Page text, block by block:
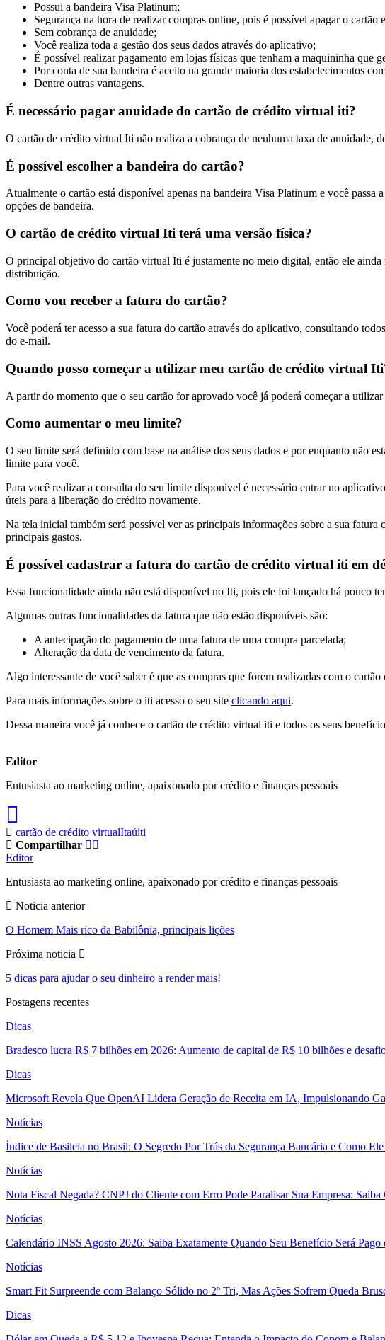
Possui a bandeira Visa Platinum;
Segurança na hora de realizar compras online, pois é possível apagar o cartão
Sem cobrança de anuidade;
Você realiza toda a gestão dos seus dados através do aplicativo;
É possível realizar pagamento em lojas físicas que tenham a maquininha que
Por conta de sua bandeira é aceito na grande maioria dos estabelecimentos
Dentre outras vantagens.
É necessário pagar anuidade do cartão de crédito virtual iti?
O cartão de crédito virtual Iti não realiza a cobrança de nenhuma taxa de anuidade,
É possível escolher a bandeira do cartão?
Atualmente o cartão está disponível apenas na bandeira Visa Platinum e você
opções de bandeira.
O cartão de crédito virtual Iti terá uma versão física?
O principal objetivo do cartão virtual Iti é justamente no meio digital, então ele
distribuição.
Como vou receber a fatura do cartão?
Você poderá ter acesso a sua fatura do cartão através do aplicativo, consultando
do e-mail.
Quando posso começar a utilizar meu cartão de crédito virtual
A partir do momento que o seu cartão for aprovado você já poderá começar a
Como aumentar o meu limite?
O seu limite será definido com base na análise dos seus dados e por enquanto não
limite para você.
Para você realizar a consulta do seu limite disponível é necessário entrar no
úteis para a liberação do crédito novamente.
Na tela inicial também será possível ver as principais informações sobre a sua
principais gastos.
É possível cadastrar a fatura do cartão de crédito virtual iti em
Essa funcionalidade ainda não está disponível no Iti, pois ele foi lançado há pouco
Algumas outras funcionalidades da fatura que não estão disponíveis são:
A antecipação do pagamento de uma fatura de uma compra parcelada;
Alteração da data de vencimento da fatura.
Algo interessante de você saber é que as compras que forem realizadas com o
Para mais informações sobre o iti acesso o seu site clicando aqui.
Dessa maneira você já conhece o cartão de crédito virtual iti e todos os seus
Editor
Entusiasta ao marketing online, apaixonado por crédito e finanças pessoais
cartão de crédito virtualItaúiti
Compartilhar
Editor
Entusiasta ao marketing online, apaixonado por crédito e finanças pessoais
Noticia anterior
O Homem Mais rico da Babilônia, principais lições
Próxima noticia
5 dicas para ajudar o seu dinheiro a render mais!
Postagens recentes
Dicas
Bradesco lucra R$ 7 bilhões em 2026: Aumento de capital de R$ 10 bilhões e
Dicas
Microsoft Revela Que OpenAI Lidera Geração de Receita em IA, Impulsionando
Notícias
Índice de Basileia no Brasil: O Segredo Por Trás da Segurança Bancária e Como
Notícias
Nota Fiscal Negada? CNPJ do Cliente com Erro Pode Paralisar Sua Empresa:
Notícias
Calendário INSS Agosto 2026: Saiba Exatamente Quando Seu Benefício Será
Notícias
Smart Fit Surpreende com Balanço Sólido no 2º Tri, Mas Ações Sofrem Queda
Dicas